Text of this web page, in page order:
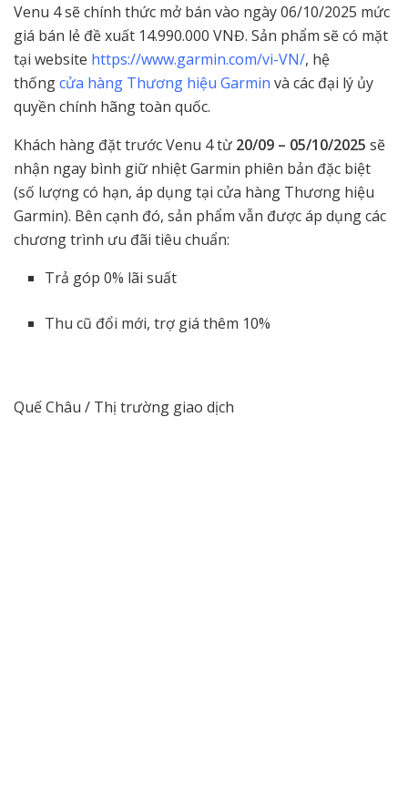
Venu 4 sẽ chính thức mở bán vào ngày 06/10/2025 mức
giá bán lẻ đề xuất 14.990.000 VNĐ. Sản phẩm sẽ có mặt
tại website https://www.garmin.com/vi-VN/, hệ
thốngcửa hàng Thương hiệu Garmin và các đại lý ủy
quyền chính hãng toàn quốc.
Khách hàng đặt trước Venu 4 từ 20/09 – 05/10/2025 sẽ
nhận ngay bình giữ nhiệt Garmin phiên bản đặc biệt
(số lượng có hạn, áp dụng tại cửa hàng Thương hiệu
Garmin). Bên cạnh đó, sản phẩm vẫn được áp dụng các
chương trình ưu đãi tiêu chuẩn:
Trả góp 0% lãi suất
Thu cũ đổi mới, trợ giá thêm 10%
Quế Châu / Thị trường giao dịch